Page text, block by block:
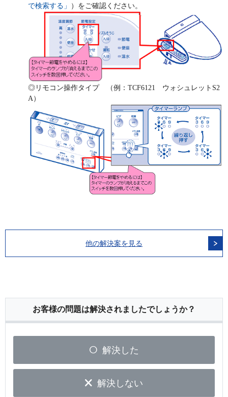
で検索する」
）をご確認ください。
◎リモコン操作タイプ （例：TCF6121 ウォシュレットS2
A）
他の解決案を見る
お客様の問題は解決されましたでしょうか？
解決した
解決しない